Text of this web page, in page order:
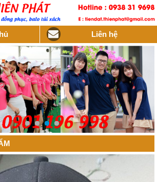
Liên hệ